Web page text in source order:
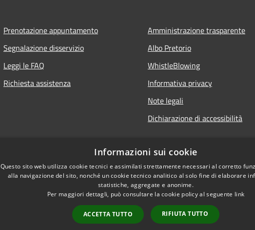
Prenotazione appuntamento
Segnalazione disservizio
Leggi le FAQ
Richiesta assistenza
Amministrazione trasparente
Albo Pretorio
WhistleBlowing
Informativa privacy
Note legali
Dichiarazione di accessibilità
Copyright © 2026 • Città di
Informazioni sui cookie
Questo sito web utilizza cookie tecnici e assimilati strettamente necessari al corretto
alla navigazione del sito, nonché un cookie tecnico analitico al solo fine di elaborare
statistiche, aggregate e anonime.
Per maggiori dettagli, può consultare la cookie policy al seguente link
ACCETTA TUTTO RIFIUTA TUTTO